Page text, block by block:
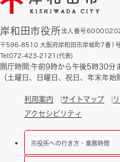
岸和田市役所法人番号
〒596-8510 大阪府岸和田市岸城町7番1
Tel:072-423-2121(代表)
開庁時間:午前9時から午後5時30分
（土曜日、日曜日、祝日、年末年始
利用案内 サイトマップ
アクセシビリティ
市役所への行き方・業務時間